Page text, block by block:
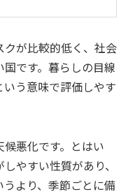
が比較的低く、社会
です。暮らしの目線
う意味で評価しやす
悪化です。とはい
やすい性質があり、
より、季節ごとに備